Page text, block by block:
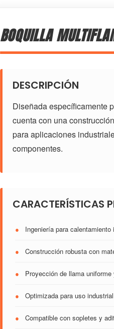
BOQUILLA
DESCRIPCIÓN
Diseñada específicamente
cuenta con una
para aplicaciones
componentes.
CARACTERÍSTICAS
● Ingeniería para
● Construcción robusta con
● Proyección de llama
● Optimizada para uso
● Compatible con sopletes y